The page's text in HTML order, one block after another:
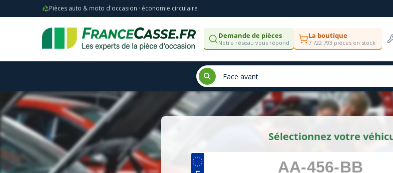
Pièces auto & moto d'occasion · économie circulaire
Demande de pièces
Notre réseau vous répond
La boutique
7 722 793 pièces en stock
Sélectionnez votre